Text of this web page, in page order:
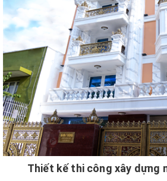
Thiết kế thi công xây dựng